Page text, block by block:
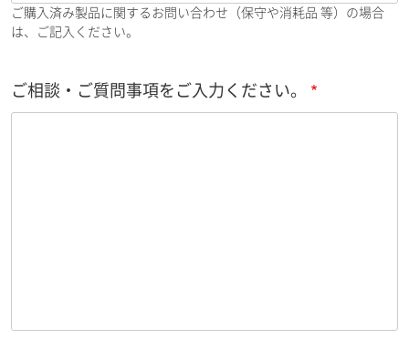
ご購入済み製品に関するお問い合わせ（保守や消耗品 等）の場合
は、ご記入ください。
ご相談・ご質問事項をご入力ください。